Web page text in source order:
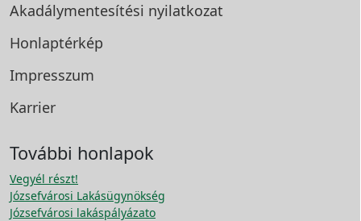
Akadálymentesítési nyilatkozat
Honlaptérkép
Impresszum
Karrier
További honlapok
Vegyél részt!
Józsefvárosi Lakásügynökség
Józsefvárosi lakáspályázato